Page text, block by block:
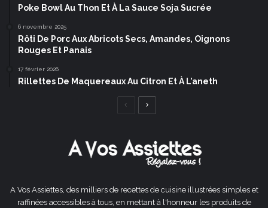
Poke Bowl Au Thon Et À La Sauce Soja Sucrée
6 novembre 2025
Rôti De Porc Aux Abricots Secs, Amandes, Oignons
Rouges Et Panais
17 février 2026
Rillettes De Maquereaux Au Citron Et À L’aneth
Page
A Vos Assiettes, des milliers de recettes de cuisine illustrées simples et
raffinées accessibles à tous, en mettant à l'honneur les produits de